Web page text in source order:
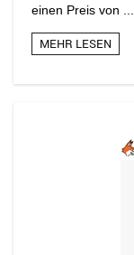
einen Preis von ...
MEHR LESEN